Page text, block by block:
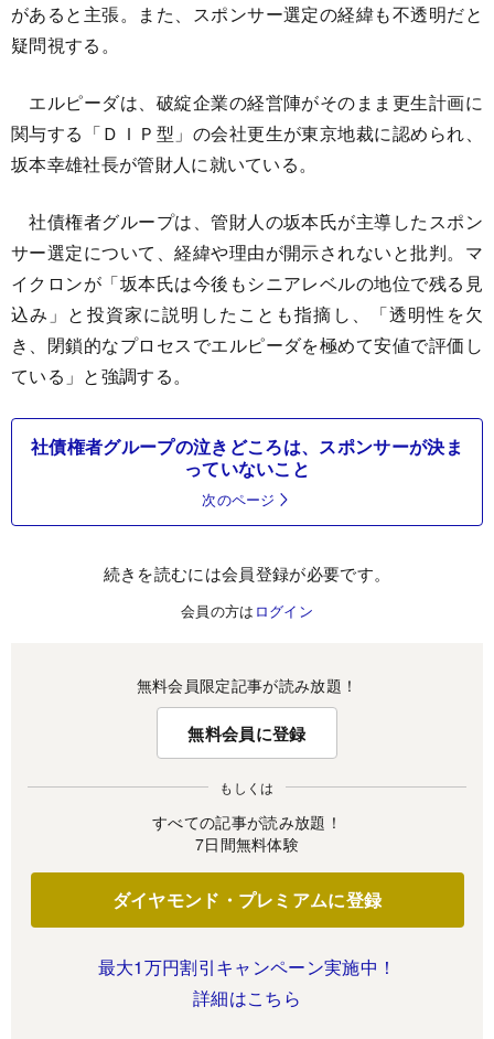
があると主張。また、スポンサー選定の経緯も不透明だと
疑問視する。
エルピーダは、破綻企業の経営陣がそのまま更生計画に
関与する「ＤＩＰ型」の会社更生が東京地裁に認められ、
坂本幸雄社長が管財人に就いている。
社債権者グループは、管財人の坂本氏が主導したスポン
サー選定について、経緯や理由が開示されないと批判。マ
イクロンが「坂本氏は今後もシニアレベルの地位で残る見
込み」と投資家に説明したことも指摘し、「透明性を欠
き、閉鎖的なプロセスでエルピーダを極めて安値で評価し
ている」と強調する。
社債権者グループの泣きどころは、スポンサーが決ま
っていないこと
次のページ
続きを読むには会員登録が必要です。
会員の方は ログイン
無料会員限定記事が読み放題！
無料会員に登録
もしくは
すべての記事が読み放題！
7日間無料体験
ダイヤモンド・プレミアムに登録
最大1万円割引キャンペーン実施中！
詳細はこちら